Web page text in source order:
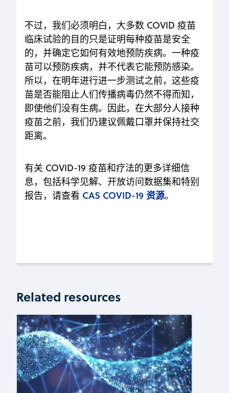
不过，我们必须明白，大多数 COVID 疫苗
临床试验的目的只是证明每种疫苗是安全
的，并确定它如何有效地预防疾病。一种疫
苗可以预防疾病，并不代表它能预防感染。
所以，在明年进行进一步测试之前，这些疫
苗是否能阻止人们传播病毒仍然不得而知，
即使他们没有生病。因此，在大部分人接种
疫苗之前，我们仍建议佩戴口罩并保持社交
距离。
有关 COVID-19 疫苗和疗法的更多详细信
息，包括科学见解、开放访问数据集和特别
报告，请查看 CAS COVID-19 资源。
Related resources